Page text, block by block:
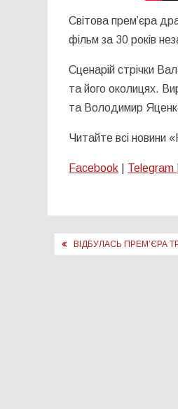
Світова премʼєра
фільм за 30 років
Сценарій стрічки
та його околицях.
та Володимир
Читайте всі новини
Facebook Telegram
Навігація
ВІДБУЛАСЬ ПРЕМʼЄРА